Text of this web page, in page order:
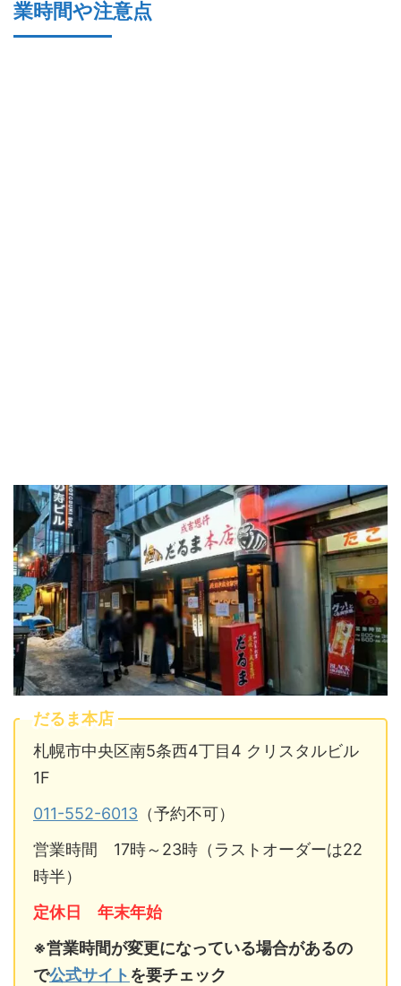
業時間や注意点
だるま本店
札幌市中央区南5条西4丁目4 クリスタルビル
1F
011-552-6013 （予約不可）
営業時間 17時～23時（ラストオーダーは22
時半）
定休日 年末年始
※営業時間が変更になっている場合があるの
で公式サイト を要チェック